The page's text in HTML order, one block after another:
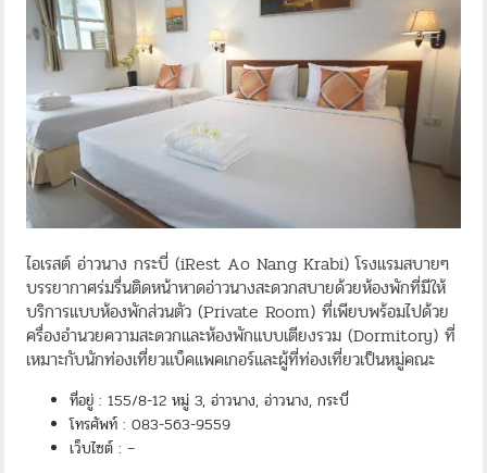
ไอเรสต์ อ่าวนาง กระบี่ (iRest Ao Nang Krabi) โรงแรมสบายๆ
บรรยากาศร่มรื่นติดหน้าหาดอ่าวนางสะดวกสบายด้วยห้องพักที่มีให้
บริการแบบห้องพักส่วนตัว (Private Room) ที่เพียบพร้อมไปด้วย
ครื่องอำนวยความสะดวกและห้องพักแบบเตียงรวม (Dormitory) ที่
เหมาะกับนักท่องเที่ยวแบ็คแพคเกอร์และผู้ที่ท่องเที่ยวเป็นหมู่คณะ
ที่อยู่ : 155/8-12 หมู่ 3, อ่าวนาง, อ่าวนาง, กระบี่
โทรศัพท์ : 083-563-9559
เว็บไซต์ : –